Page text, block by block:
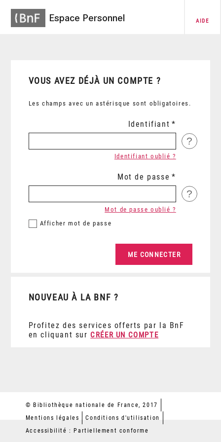
Espace Personnel AIDE
VOUS AVEZ DÉJÀ UN COMPTE ?
Les champs avec un astérisque sont obligatoires.
Identifiant
?
Identifiant oublié ?
Mot de passe
?
Afficher mot de passe
Mot de passe oublié ?
NOUVEAU À LA BNF ?
Profitez des services offerts par la BnF
en cliquant sur CRÉER UN COMPTE
© Bibliothèque nationale de France, 2017
Mentions légales
Conditions d'utilisation
Accessibilité : Partiellement conforme